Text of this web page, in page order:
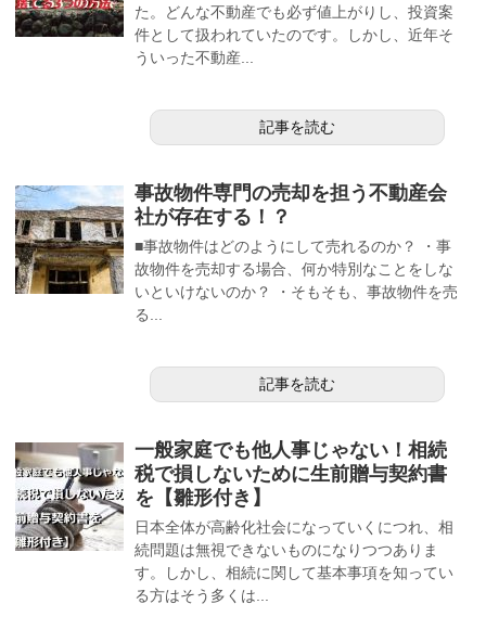
た。どんな不動産でも必ず値上がりし、投資案
件として扱われていたのです。しかし、近年そ
ういった不動産...
記事を読む
事故物件専門の売却を担う不動産会
社が存在する！？
■事故物件はどのようにして売れるのか？ ・事
故物件を売却する場合、何か特別なことをしな
いといけないのか？ ・そもそも、事故物件を売
る...
記事を読む
一般家庭でも他人事じゃない！相続
税で損しないために生前贈与契約書
を【雛形付き】
日本全体が高齢化社会になっていくにつれ、相
続問題は無視できないものになりつつありま
す。しかし、相続に関して基本事項を知ってい
る方はそう多くは...